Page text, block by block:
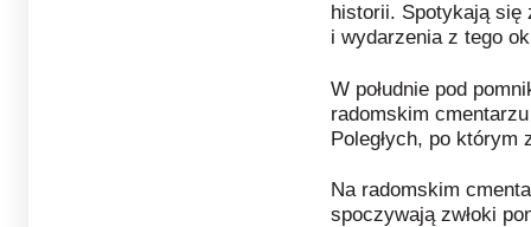
historii. Spotykają się
i wydarzenia z tego
W południe pod
radomskim
Poległych, po którym
Na radomskim
spoczywają zwłoki